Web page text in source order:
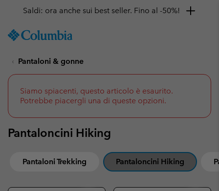
TO
SKIP
NAV
TO
SEARCH
Ottieni il 10% di sconto
Pantaloni & gonne
Siamo spiacenti, questo articolo è esaurito.
Potrebbe piacergli una di queste opzioni.
Pantaloncini Hiking
Pantaloni Trekking Pantaloncini Hiking